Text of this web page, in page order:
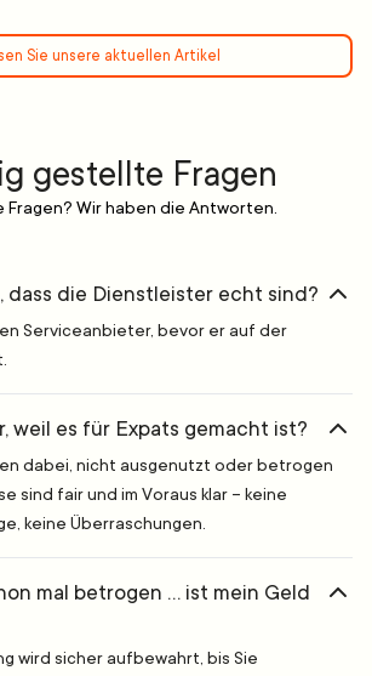
Sie unsere aktuellen Artikel
gestellte Fragen
Fragen? Wir haben die Antworten.
dass die Dienstleister echt sind?
Serviceanbieter, bevor er auf der
weil es für Expats gemacht ist?
dabei, nicht ausgenutzt oder betrogen
sind fair und im Voraus klar – keine
keine Überraschungen.
mal betrogen … ist mein Geld
wird sicher aufbewahrt, bis Sie